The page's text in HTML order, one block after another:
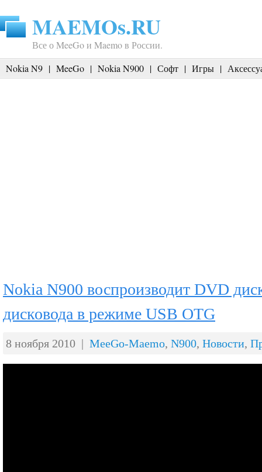
MAEMOs.RU
Все о MeeGo и Maemo в России.
Nokia N9 | MeeGo | Nokia N900 | Софт | Игры |
Nokia N900 воспроизводит DVD
дисковода в режиме USB OTG
8 ноября 2010 | MeeGo-Maemo, N900, Новости,